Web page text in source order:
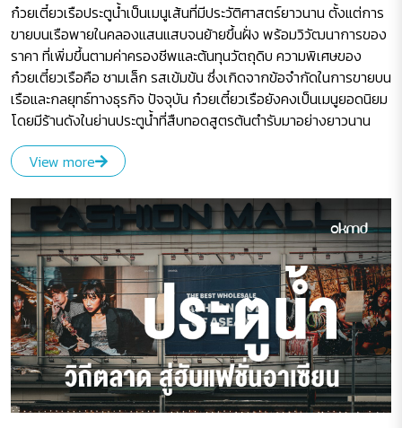
ก๋วยเตี๋ยวเรือประตูน้ำเป็นเมนูเส้นที่มีประวัติศาสตร์ยาวนาน ตั้งแต่การ
ขายบนเรือพายในคลองแสนแสบจนย้ายขึ้นฝั่ง พร้อมวิวัฒนาการของ
ราคา ที่เพิ่มขึ้นตามค่าครองชีพและต้นทุนวัตถุดิบ ความพิเศษของ
ก๋วยเตี๋ยวเรือคือ ชามเล็ก รสเข้มข้น ซึ่งเกิดจากข้อจำกัดในการขายบน
เรือและกลยุทธ์ทางธุรกิจ ปัจจุบัน ก๋วยเตี๋ยวเรือยังคงเป็นเมนูยอดนิยม
โดยมีร้านดังในย่านประตูน้ำที่สืบทอดสูตรต้นตำรับมาอย่างยาวนาน
View more